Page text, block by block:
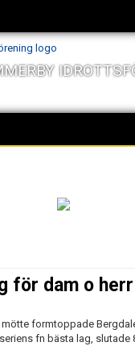
för dam o herr
formtoppade
fn bästa lag, slutade